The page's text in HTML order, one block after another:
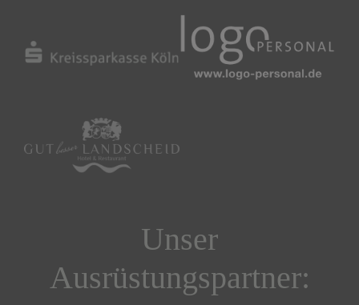
Unser
Ausrüstungspartner: